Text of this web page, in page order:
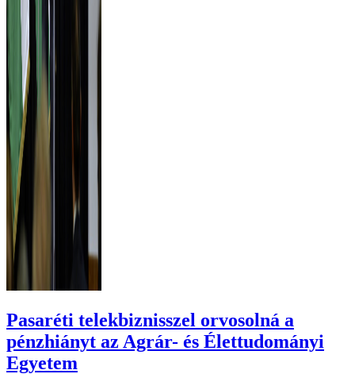
Pasaréti telekbiznisszel orvosolná a
pénzhiányt az Agrár- és Élettudományi
Egyetem